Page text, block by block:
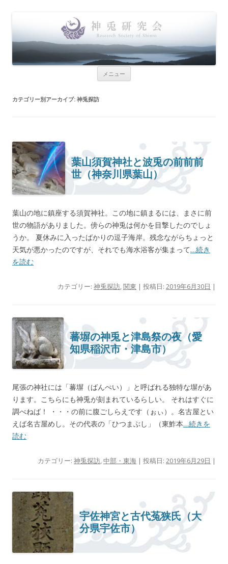
メニュー
カテゴリー別アーカイブ: 神兎探訪
葉山須賀神社と波兎の前前前
世（神奈川県葉山）
葉山の地に鎮座する須賀神社。この地に鎮まるには、まさに前
世の物語がありました。傍らの神兎は何かを目撃したのでしょ
うか。 夏休みに入ったばかりの逗子海岸。残念ながらちょっと
天気が悪かったのですが、それでも海水浴客が集まって…続き
を読む
カテゴリー: 神兎探訪,関東 | 投稿日: 2019年6月30日 |
蕃塀の神兎と津島祭の夜（愛
知県稲沢市・津島市）
尾張の神社には「蕃塀（ばんぺい）」と呼ばれる独特な塀があ
ります。こちらにも神兎が刻まれているらしい。 それはすぐに
調べねば！ ・・・の前に腹ごしらえです（ぉぃ）。名古屋とい
えば名古屋めし。その代表の「ひつまぶし」（東鮓本…続きを
読む
カテゴリー: 神兎探訪,中部・東海 | 投稿日: 2019年6月29日 |
宇佐神宮と古代菟狭氏（大
分県宇佐市）